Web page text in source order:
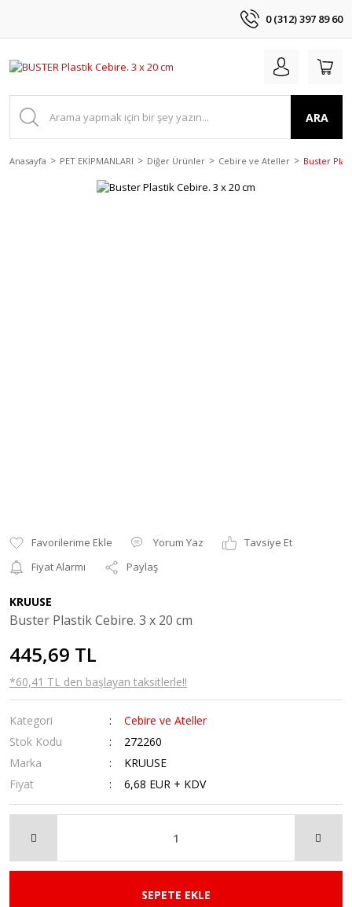
0 (312) 397 89 60
ARA
Anasayfa PET EKİPMANLARI Diğer Ürünler Cebire ve Ateller Buster
Yorum Yaz
Tavsiye Et
Fiyat Alarmı
Paylaş
KRUUSE
Buster Plastik Cebire. 3 x 20 cm
445,69 TL
*60,41 TL den başlayan taksitlerle!!
Kategori
Cebire ve Ateller
Stok Kodu
272260
Marka
KRUUSE
Fiyat
6,68 EUR + KDV
SEPETE EKLE